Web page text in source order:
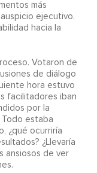
más
ejecutivo.
hacia la
Votaron de
de diálogo
hora estuvo
facilitadores iban
por la
estaba
¿qué ocurriría
¿Llevaría
ansiosos de ver